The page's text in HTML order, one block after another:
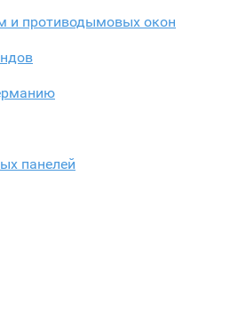
и противодымовых окон
панелей